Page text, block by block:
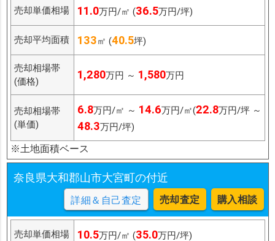
売却単価相場 11.0万円/㎡ (36.5万円/坪)
売却平均面積 133㎡ (40.5坪)
売却相場帯
(価格)
1,280万円 ～ 1,580万円
売却相場帯
(単価)
6.8万円/㎡ ～ 14.6万円/㎡(22.8万円/坪 ～
48.3万円/坪)
※土地面積ベース
奈良県大和郡山市大宮町の付近
詳細＆自己査定 売却査定 購入相談
売却単価相場 10.5万円/㎡ (35.0万円/坪)